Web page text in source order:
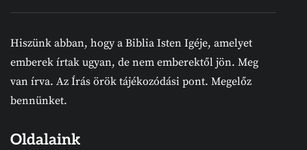
Hiszünk abban, hogy a Biblia Isten Igéje, amelyet
emberek írtak ugyan, de nem emberektől jön. Meg
van írva. Az Írás örök tájékozódási pont. Megelőz
bennünket.
Oldalaink